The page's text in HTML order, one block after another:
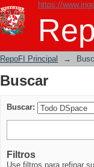
https://
Buscar
RepoFI Principal →
Buscar
Buscar:
Filtros
Use filtros para refinar